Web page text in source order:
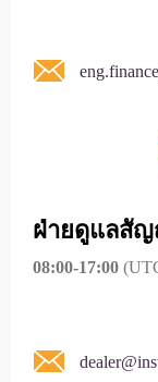
ฝ่ายดูแลสั
08:00-17:00